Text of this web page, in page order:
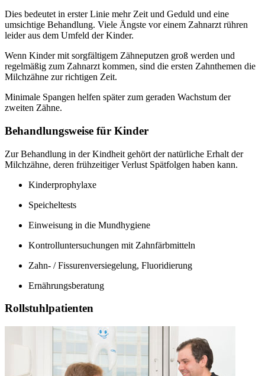
Dies bedeutet in erster Linie mehr Zeit und Geduld und eine
umsichtige Behandlung. Viele Ängste vor einem Zahnarzt rühren
leider aus dem Umfeld der Kinder.
Wenn Kinder mit sorgfältigem Zähneputzen groß werden und
regelmäßig zum Zahnarzt kommen, sind die ersten Zahnthemen die
Milchzähne zur richtigen Zeit.
Minimale Spangen helfen später zum geraden Wachstum der
zweiten Zähne.
Behandlungsweise für Kinder
Zur Behandlung in der Kindheit gehört der natürliche Erhalt der
Milchzähne, deren frühzeitiger Verlust Spätfolgen haben kann.
Kinderprophylaxe
Speicheltests
Einweisung in die Mundhygiene
Kontrolluntersuchungen mit Zahnfärbmitteln
Zahn- / Fissurenversiegelung, Fluoridierung
Ernährungsberatung
Rollstuhlpatienten